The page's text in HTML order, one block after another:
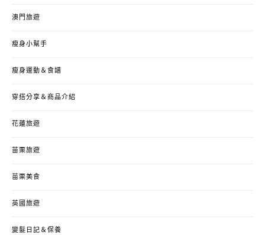
澳門旅遊
瘦身小幫手
瘦身運動＆食譜
穿搭分享＆商品介紹
花蓮旅遊
苗栗旅遊
苗栗美食
英國旅遊
變髮日記＆保養